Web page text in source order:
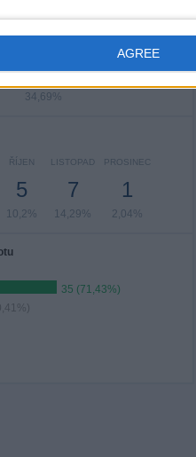
AGREE
17
34,69%
ŘÍJEN
5
10,2%
LISTOPAD
7
14,29%
PROSINEC
1
2,04%
35 (71,43%)